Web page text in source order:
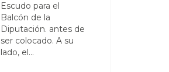
Escudo para el
Balcón de la
Diputación. antes de
ser colocado. A su
lado, el…